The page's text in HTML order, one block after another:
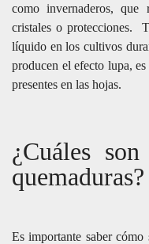
como invernaderos,
cristales o protecciones.
líquido en los cultivos
producen el efecto lupa,
presentes en las hojas.
¿Cuáles
quemaduras?
Es importante saber cómo